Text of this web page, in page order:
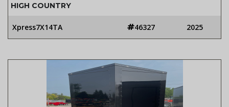
HIGH COUNTRY
Xpress7X14TA 46327 2025